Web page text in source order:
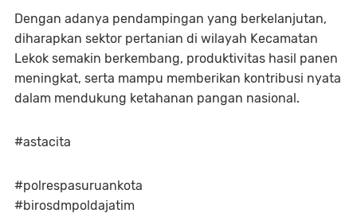
Dengan adanya pendampingan yang berkelanjutan,
diharapkan sektor pertanian di wilayah Kecamatan
Lekok semakin berkembang, produktivitas hasil panen
meningkat, serta mampu memberikan kontribusi nyata
dalam mendukung ketahanan pangan nasional.
#astacita
#polrespasuruankota
#birosdmpoldajatim